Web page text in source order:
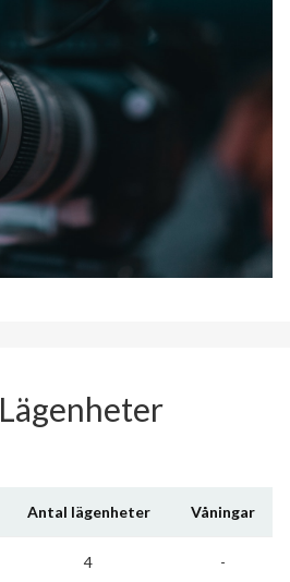
Lägenheter
Antal lägenheter Våningar
4 -